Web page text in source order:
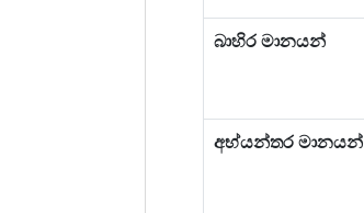
බාහිර මානයන්
අභ්යන්තර මානයන්